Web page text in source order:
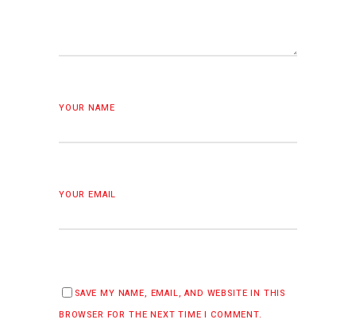
YOUR NAME
YOUR EMAIL
SAVE MY NAME, EMAIL, AND WEBSITE IN THIS
BROWSER FOR THE NEXT TIME I COMMENT.